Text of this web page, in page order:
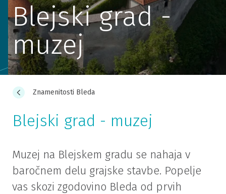
Blejski grad -
muzej
Znamenitosti Bleda
Blejski grad - muzej
Muzej na Blejskem gradu se nahaja v
baročnem delu grajske stavbe. Popelje
vas skozi zgodovino Bleda od prvih